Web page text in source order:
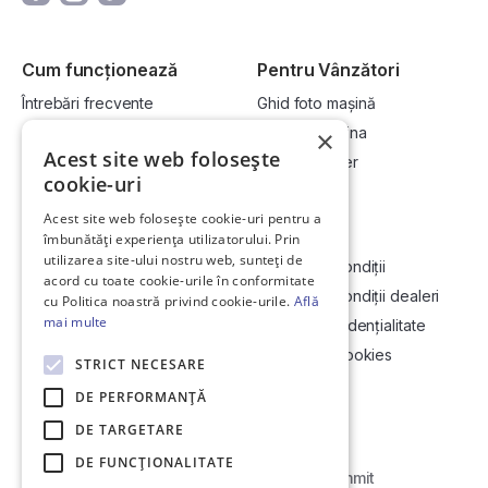
Cum funcționează
Întrebări frecvente
Cum vând la licitație?
Pentru Vânzători
Ghid foto mașină
Vinde-ți mașina
Devino dealer
Link-uri utile
Informații utile vizionare
Contact
Soluționarea Online a litigiilor
ANCP
Compania
Termeni și condiții
Termeni și condiții dealeri
Politică confidențialitate
Politica de cookies
Initial Commit
×
Acest site web folosește
cookie-uri
Acest site web folosește cookie-uri pentru a
îmbunătăți experiența utilizatorului. Prin
utilizarea site-ului nostru web, sunteți de
acord cu toate cookie-urile în conformitate
cu Politica noastră privind cookie-urile. Află
mai multe
STRICT NECESARE
DE PERFORMANȚĂ
DE TARGETARE
DE FUNCŢIONALITATE